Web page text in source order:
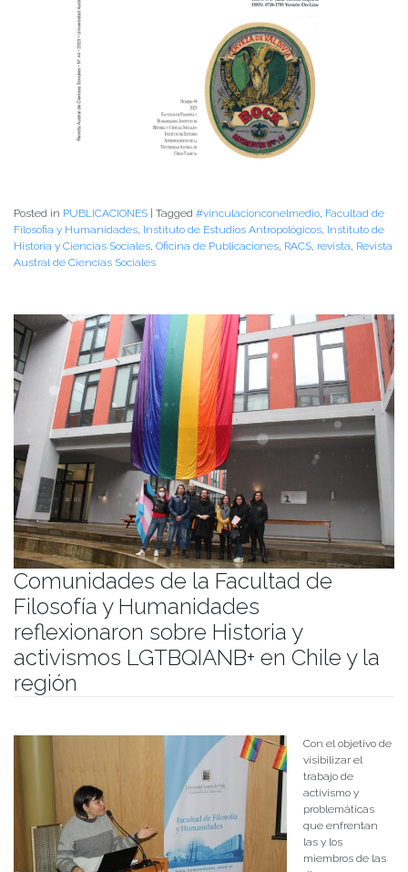
Posted in PUBLICACIONES Tagged #vinculacionconelmedio, Facultad de
Filosofia y Humanidades, Instituto de Estudios Antropológicos, Instituto de
Historia y Ciencias Sociales, Oficina de Publicaciones, RACS, revista, Revista
Austral de Ciencias Sociales
Comunidades de la Facultad de
Filosofía y Humanidades
reflexionaron sobre Historia y
activismos LGTBQIANB+ en Chile y la
región
Con el objetivo de
visibilizar el
trabajo de
activismo y
problemáticas
que enfrentan
las y los
miembros de las